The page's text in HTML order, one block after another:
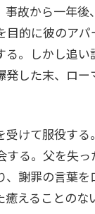
故から一年
的に彼のア
。しかし追
した末、ロ
けて服役す
る。父を失
謝罪の言葉
えることの